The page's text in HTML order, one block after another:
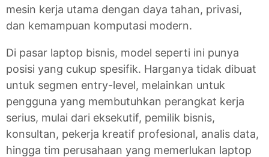
mesin kerja utama dengan daya tahan, privasi,
dan kemampuan komputasi modern.
Di pasar laptop bisnis, model seperti ini punya
posisi yang cukup spesifik. Harganya tidak dibuat
untuk segmen entry-level, melainkan untuk
pengguna yang membutuhkan perangkat kerja
serius, mulai dari eksekutif, pemilik bisnis,
konsultan, pekerja kreatif profesional, analis data,
hingga tim perusahaan yang memerlukan laptop